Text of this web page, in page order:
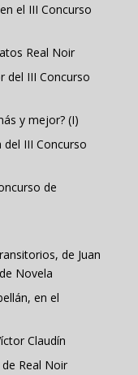
el III Concurso
Real Noir
del III Concurso
y mejor? (I)
III Concurso
de
de Juan
Novela
en el
Claudín
Real Noir